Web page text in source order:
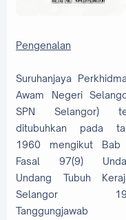
Pengenalan
Suruhanjaya
Awam Negeri
SPN Selangor)
ditubuhkan pada
1960 mengikut Bab
Fasal 97(9)
Undang Tubuh
Selangor
Tanggungjawab